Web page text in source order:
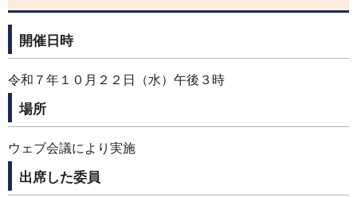
開催日時
令和７年１０月２２日（水）午後３時
場所
ウェブ会議により実施
出席した委員